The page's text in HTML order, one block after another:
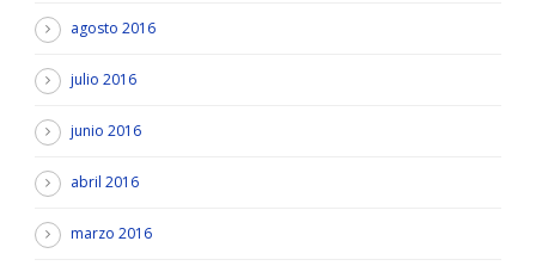
agosto 2016
julio 2016
junio 2016
abril 2016
marzo 2016